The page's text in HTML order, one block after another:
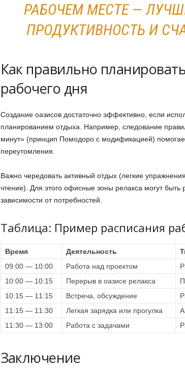
РАБОЧЕМ МЕСТЕ —
ПРОДУКТИВНОСТЬ И
Как правильно
рабочего дня
Создание оазисов достаточно эффективно, если
планированием отдыха. Например, следование
минут» (принцип Помодоро с модификацией)
переутомления.
Важно чередовать активный отдых (легкие
чтение). Для этого офисные зоны релакса могут быть
зависимости от потребностей.
Таблица: Пример расписания
Время Деятельность
09:00 — 10:00
Работа над проектом
10:00 — 10:15
Перерыв в оазисе релакса
10:15 — 11:15
Встреча, обсуждение
11:15 — 11:30
Легкая зарядка или прогулка
11:30 — 13:00
Работа с задачами
Заключение